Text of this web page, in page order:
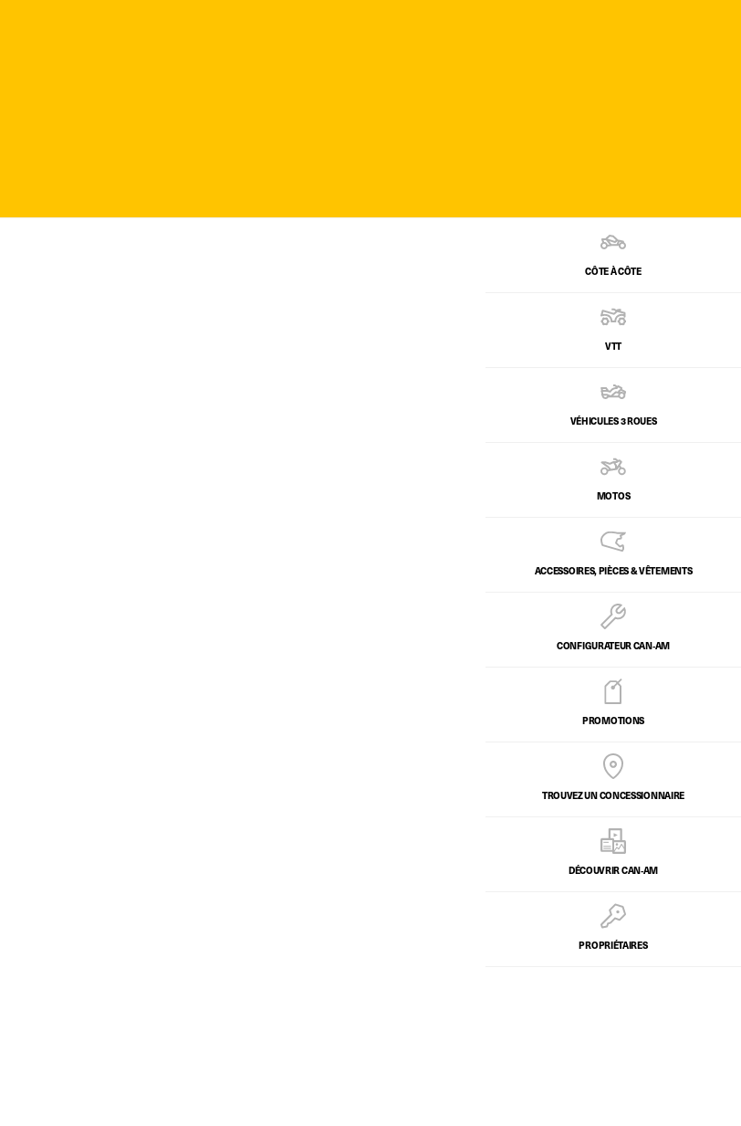
CÔTE À CÔTE
VTT
VÉHICULES 3 ROUES
MOTOS
ACCESSOIRES, PIÈCES & VÊTEMENTS
CONFIGURATEUR CAN‑AM
PROMOTIONS
TROUVEZ UN CONCESSIONNAIRE
DÉCOUVRIR CAN‑AM
PROPRIÉTAIRES